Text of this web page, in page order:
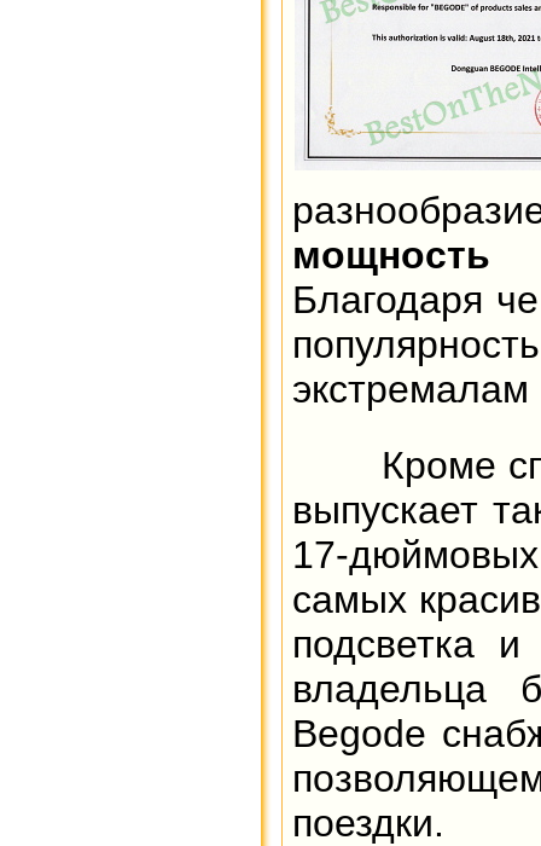
мощность
Благодаря
Кроме
выпускает
17-
самых
подсветка
владельца
Begode
поездки.